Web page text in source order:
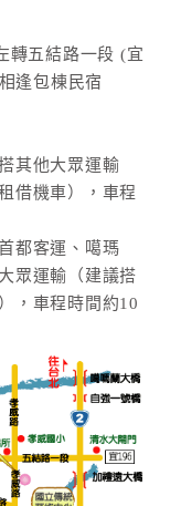
五結路一段 (宜
逢包棟民宿
其他大眾運輸
借機車），車程
都客運、噶瑪
眾運輸（建議搭
，車程時間約10